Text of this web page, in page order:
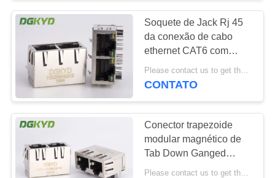
RJ45 com
transformador
39
Soquete de Jack Rj 45
da conexão de cabo
ethernet CAT6 com
diodo emissor de luz
1000 BASE-TX de G/Y
CONTATO
Conector trapezoide
modular magnético de
Tab Down Ganged
Double Port Jack Cat 5e
Please contact us to get the latest price. MOQ:1 parte